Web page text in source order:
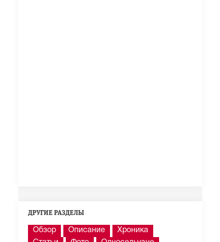
ДРУГИЕ РАЗДЕЛЫ
Обзор Описание
Хроника